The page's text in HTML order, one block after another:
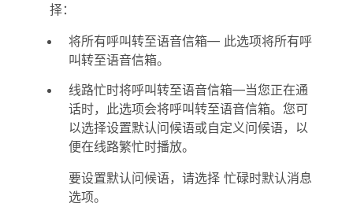
择：
将所有呼叫转至语音信箱— 此选项将所有呼
叫转至语音信箱。
线路忙时将呼叫转至语音信箱—当您正在通
话时，此选项会将呼叫转至语音信箱。您可
以选择设置默认问候语或自定义问候语，以
便在线路繁忙时播放。
要设置默认问候语，请选择 忙碌时默认消息
选项。